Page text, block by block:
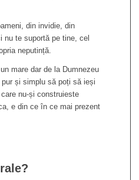
din invidie, din
nu te suportă pe tine, cel
neputință.
mare dar de la Dumnezeu
și simplu să poți să ieși
nu-și construieste
e din ce în ce mai prezent